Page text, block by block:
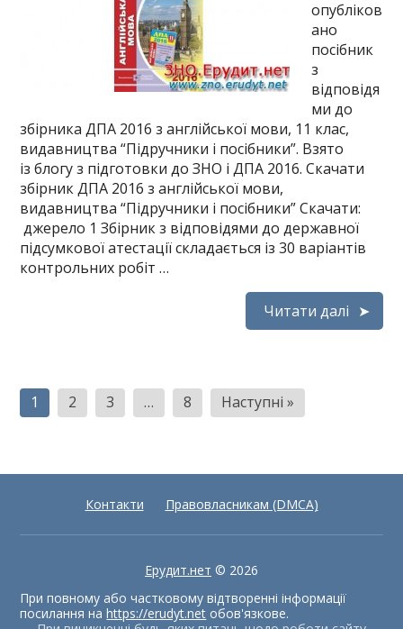
опубліков
ано
посібник
з
відповідя
ми до
збірника ДПА 2016 з англійської мови, 11 клас,
видавництва “Підручники і посібники”. Взято
із блогу з підготовки до ЗНО і ДПА 2016. Скачати
збірник ДПА 2016 з англійської мови,
видавництва “Підручники і посібники” Скачати:
джерело 1 Збірник з відповідями до державної
підсумкової атестації складається із 30 варіантів
контрольних робіт …
Читати далі
Пагінація
записів
1 2 3 … 8 Наступні »
Контакти Правовласникам (DMCA)
Ерудит.нет © 2026
При повному або частковому відтворенні інформації
посилання наhttps://erudyt.net обов'язкове.